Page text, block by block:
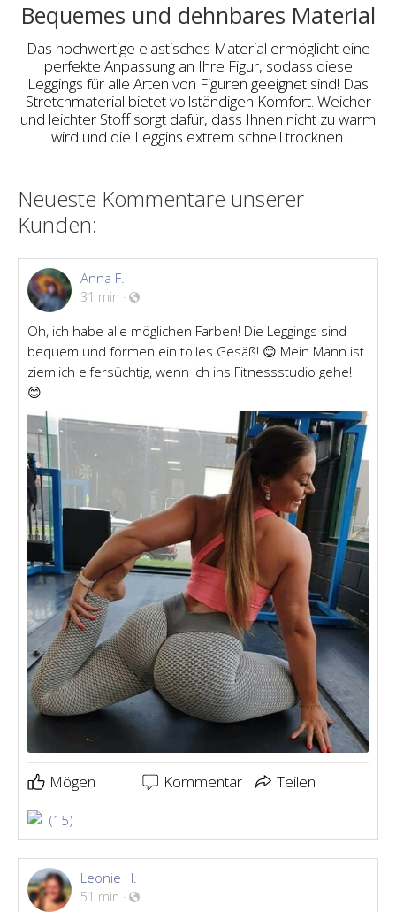
Bequemes und dehnbares Material
Das hochwertige elastisches Material ermöglicht eine
perfekte Anpassung an Ihre Figur, sodass diese
Leggings für alle Arten von Figuren geeignet sind! Das
Stretchmaterial bietet vollständigen Komfort. Weicher
und leichter Stoff sorgt dafür, dass Ihnen nicht zu warm
wird und die Leggins extrem schnell trocknen.
Neueste Kommentare unserer
Kunden:
Anna F.
31 min ·
Oh, ich habe alle möglichen Farben! Die Leggings sind
bequem und formen ein tolles Gesäß! 😊 Mein Mann ist
ziemlich eifersüchtig, wenn ich ins Fitnessstudio gehe!
😊
Mögen Kommentar Teilen
(15)
Leonie H.
51 min ·